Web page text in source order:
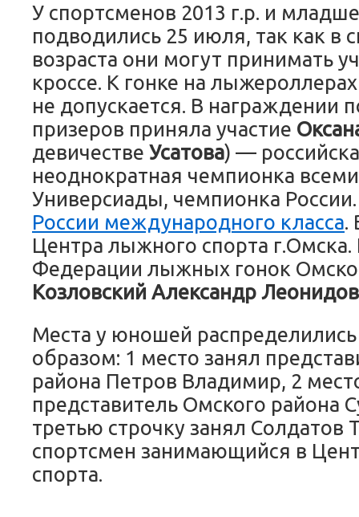
У спортсменов 2013 г.р. и
подводились 25 июля, так как в
возраста они могут принимать
кроссе. К гонке на
не допускается. В награждении
призеров приняла участие
девичестве Усатова) —
неоднократная чемпионка
Универсиады, чемпионка
России международного класса.
Центра лыжного спорта г.Омска.
Федерации лыжных гонок
Козловский Александр
Места у юношей
образом: 1 место занял
района Петров Владимир, 2
представитель Омского района
третью строчку занял Солдатов
спортсмен занимающийся в
спорта.